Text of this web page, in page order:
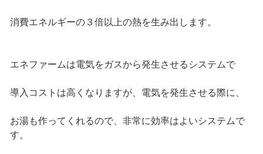
消費エネルギーの３倍以上の熱を生み出します。
エネファームは電気をガスから発生させるシステムで
導入コストは高くなりますが、電気を発生させる際に、
お湯も作ってくれるので、非常に効率はよいシステムで
す。